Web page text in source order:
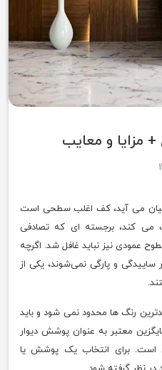
مزایا و معایب
می آید، کف اغلب سطحی است
می کند، برجسته ای که تصادفی
عمودی نیز نباید غافل شد. اگرچه
ساییدگی و پارگی نمی‌شوند، یکی از
رنگ ها محدود نمی شود و باید
معتبر به عنوان پوشش دیوار
است. برای انتخاب یک پوشش یا